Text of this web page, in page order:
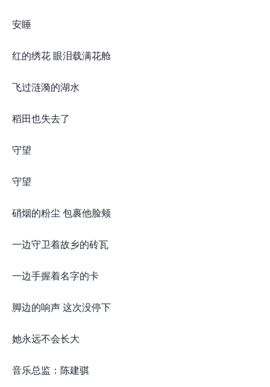
安睡
红的绣花 眼泪载满花舱
飞过涟漪的湖水
稻田也失去了
守望
守望
硝烟的粉尘 包裹他脸颊
一边守卫着故乡的砖瓦
一边手握着名字的卡
脚边的响声 这次没停下
她永远不会长大
音乐总监：陈建骐